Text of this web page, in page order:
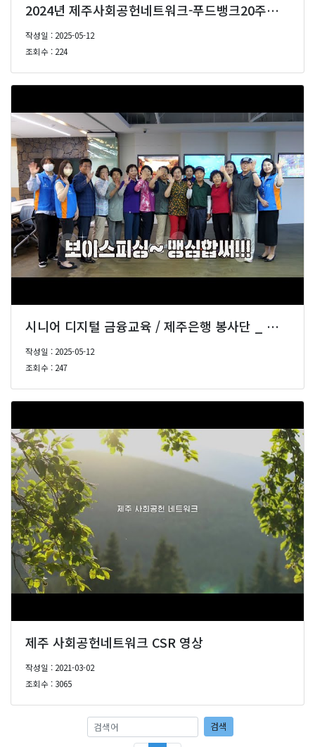
2024년 제주사회공헌네트워크-푸드뱅크20주년 공동협력사업'복지'와 함께 '행복' 춤을 '추자' 🎁
작성일 : 2025-05-12
조회수 : 224
시니어 디지털 금융교육 / 제주은행 봉사단 _ 溫On 피플 인 제주
작성일 : 2025-05-12
조회수 : 247
제주 사회공헌네트워크 CSR 영상
작성일 : 2021-03-02
조회수 : 3065
검색어 검색